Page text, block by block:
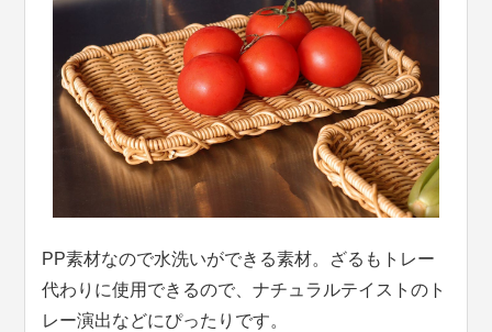
PP素材なので水洗いができる素材。ざるもトレー
代わりに使用できるので、ナチュラルテイストのト
レー演出などにぴったりです。